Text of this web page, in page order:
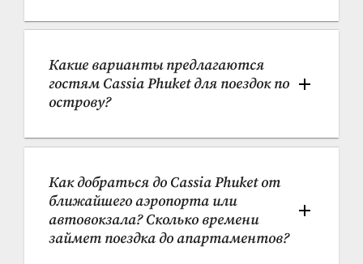
Какие варианты предлагаются
гостям Cassia Phuket для поездок по
острову?
Как добраться до Cassia Phuket от
ближайшего аэропорта или
автовокзала? Сколько времени
займет поездка до апартаментов?